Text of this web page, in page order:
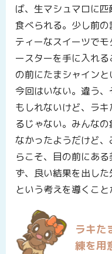
ば、生マシュマロに
食べられる。少し前
ティーなスイーツで
ースターを手に入れ
の前にたまシャインと
今回はいない。違う
もしれないけど、ラ
るじゃない。みんな
なかったようだけど
らこそ、目の前にあ
ず、良い結果を出し
という考えを導くこと
ラキた
練を用